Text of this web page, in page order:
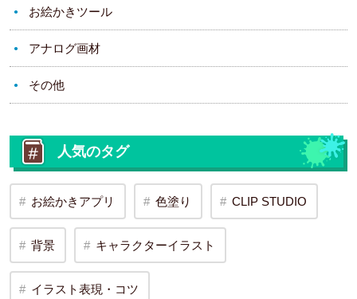
お絵かきツール
アナログ画材
その他
人気のタグ
お絵かきアプリ 色塗り CLIP STUDIO
背景 キャラクターイラスト
イラスト表現・コツ